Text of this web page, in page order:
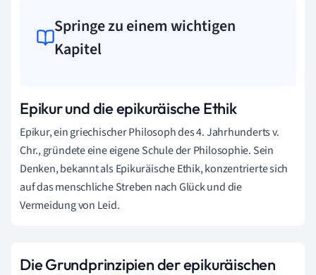
Springe zu einem wichtigen
Kapitel
Epikur und die epikuräische Ethik
Epikur, ein griechischer Philosoph des 4. Jahrhunderts v.
Chr., gründete eine eigene Schule der Philosophie. Sein
Denken, bekannt als Epikuräische Ethik, konzentrierte sich
auf das menschliche Streben nach Glück und die
Vermeidung von Leid.
Die Grundprinzipien der epikuräischen